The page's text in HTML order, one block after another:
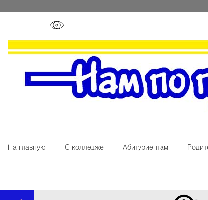
На главную О колледже Абитуриентам